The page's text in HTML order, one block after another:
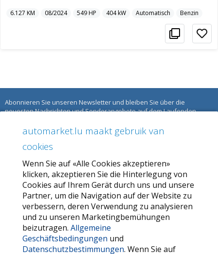
6.127 KM 08/2024 549HP 404kW Automatisch Benzin
automarket.lu maakt gebruik van
cookies
Wenn Sie auf «Alle Cookies akzeptieren»
klicken, akzeptieren Sie die Hinterlegung von
Cookies auf Ihrem Gerät durch uns und unsere
Partner, um die Navigation auf der Website zu
verbessern, deren Verwendung zu analysieren
und zu unseren Marketingbemühungen
beizutragen.Allgemeine
Geschäftsbedingungen und
Datenschutzbestimmungen. Wenn Sie auf
Abonnieren Sie unseren Newsletter und bleiben Sie über die
neuesten Nachrichten und Sonderangebote auf dem Laufenden.
ÜBER AUTOMARKET
Über uns
Unser Angebot
Allgemeine Geschäftsbedingungen
Datenschutzbestimmungen
SERVICE
Kontaktieren Sie uns